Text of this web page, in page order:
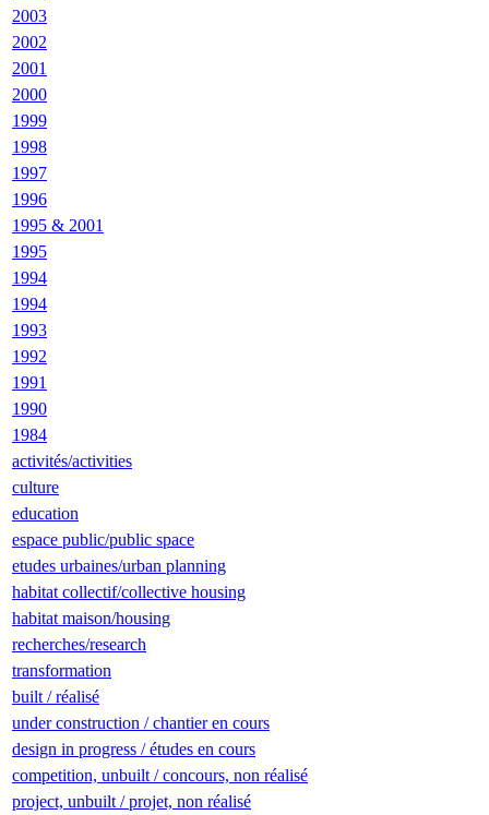
2003
2002
2001
2000
1999
1998
1997
1996
1995 & 2001
1995
1994
1994
1993
1992
1991
1990
1984
activités/activities
culture
education
espace public/public space
etudes urbaines/urban planning
habitat collectif/collective housing
habitat maison/housing
recherches/research
transformation
built / réalisé
under construction / chantier en cours
design in progress / études en cours
competition, unbuilt / concours, non réalisé
project, unbuilt / projet, non réalisé